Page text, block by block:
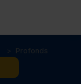
Profonds